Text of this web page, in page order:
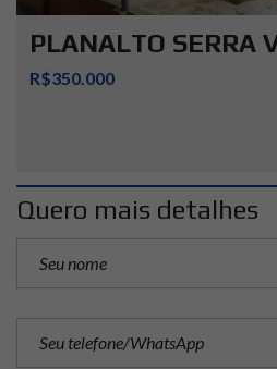
PLANALTO SERRA
R$350.000
Quero mais detalhes